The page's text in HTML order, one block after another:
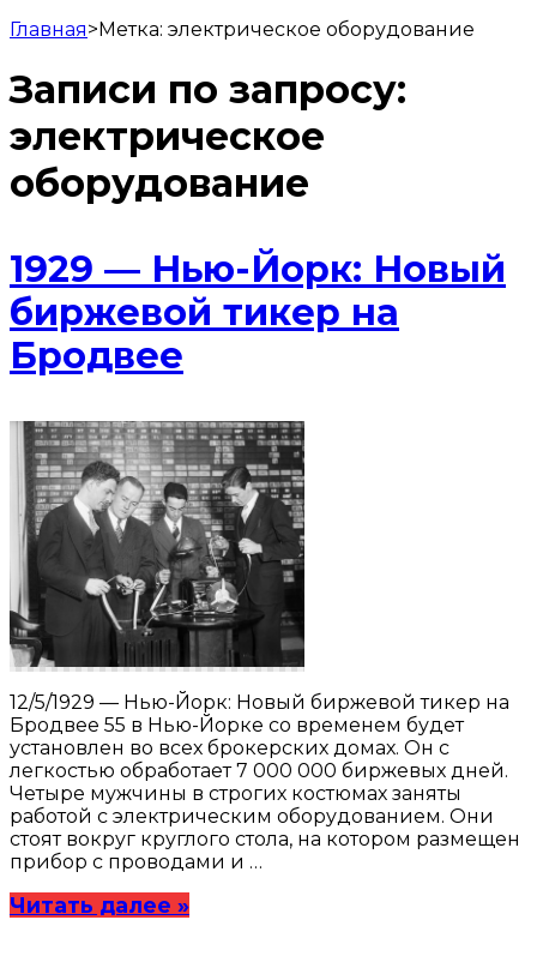
Главная>Метка: электрическое оборудование
Записи по запросу:
электрическое
оборудование
1929 — Нью-Йорк: Новый
биржевой тикер на
Бродвее
12/5/1929 — Нью-Йорк: Новый биржевой тикер на
Бродвее 55 в Нью-Йорке со временем будет
установлен во всех брокерских домах. Он с
легкостью обработает 7 000 000 биржевых дней.
Четыре мужчины в строгих костюмах заняты
работой с электрическим оборудованием. Они
стоят вокруг круглого стола, на котором размещен
прибор с проводами и …
Читать далее »